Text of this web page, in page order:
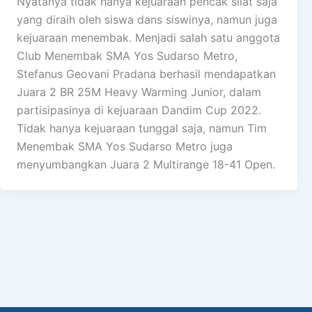
yang diraih oleh siswa dans siswinya, namun juga
kejuaraan menembak. Menjadi salah satu anggota
Club Menembak SMA Yos Sudarso Metro,
Stefanus Geovani Pradana berhasil mendapatkan
Juara 2 BR 25M Heavy Warming Junior, dalam
partisipasinya di kejuaraan Dandim Cup 2022.
Tidak hanya kejuaraan tunggal saja, namun Tim
Menembak SMA Yos Sudarso Metro juga
menyumbangkan Juara 2 Multirange 18-41 Open.